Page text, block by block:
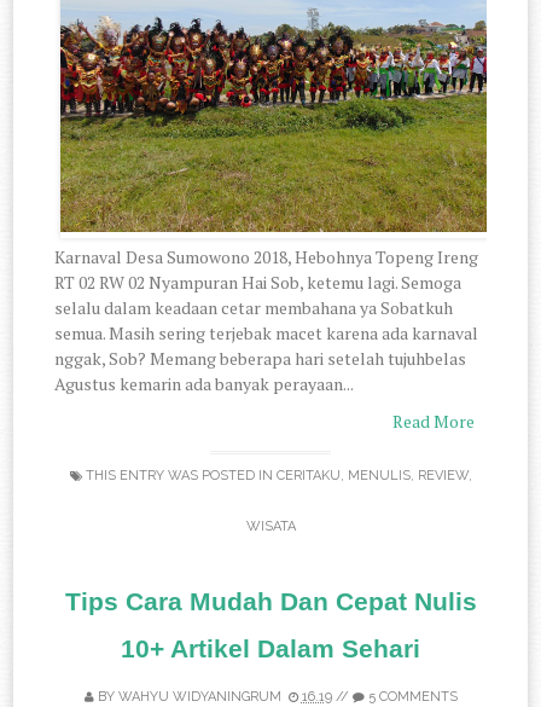
Karnaval Desa Sumowono 2018, Hebohnya Topeng Ireng
RT 02 RW 02 Nyampuran Hai Sob, ketemu lagi. Semoga
selalu dalam keadaan cetar membahana ya Sobatkuh
semua. Masih sering terjebak macet karena ada karnaval
nggak, Sob? Memang beberapa hari setelah tujuhbelas
Agustus kemarin ada banyak perayaan...
Read More
THIS ENTRY WAS POSTED IN CERITAKU, MENULIS, REVIEW,
WISATA
Tips Cara Mudah Dan Cepat Nulis
10+ Artikel Dalam Sehari
BY WAHYU WIDYANINGRUM 16.19// 5 COMMENTS